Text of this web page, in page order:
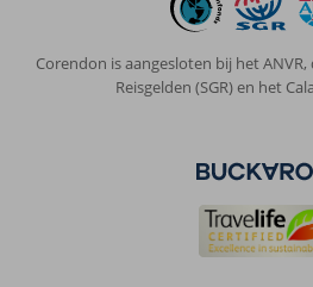
Corendon is aangesloten bij het
Reisgelden (SGR) en het